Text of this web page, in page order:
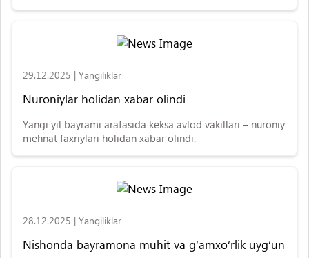
29.12.2025 | Yangiliklar
Nuroniylar holidan xabar olindi
Yangi yil bayrami arafasida keksa avlod vakillari – nuroniy
mehnat faxriylari holidan xabar olindi.
28.12.2025 | Yangiliklar
Nishonda bayramona muhit va g‘amxo‘rlik uyg‘un